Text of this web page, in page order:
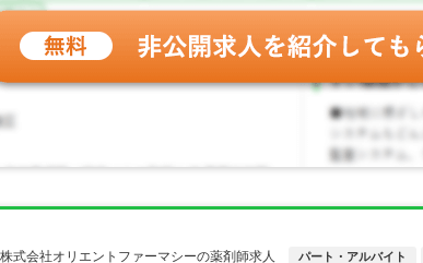
式会社オリエントファーマシーの薬剤師求人
パート・アルバイト